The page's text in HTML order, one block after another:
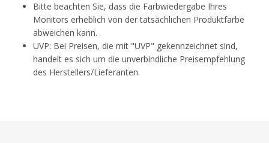
Bitte beachten Sie, dass die Farbwiedergabe Ihres
Monitors erheblich von der tatsächlichen Produktfarbe
abweichen kann.
UVP: Bei Preisen, die mit "UVP" gekennzeichnet sind,
handelt es sich um die unverbindliche Preisempfehlung
des Herstellers/Lieferanten.